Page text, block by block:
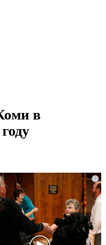
в
i